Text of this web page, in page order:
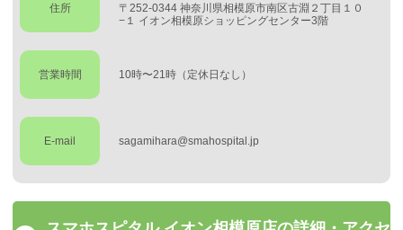
住所
〒252-0344 神奈川県相模原市南区古淵２丁目１０
−１ イオン相模原ショッピングセンター3階
営業時間 10時〜21時（定休日なし）
E-mail sagamihara@smahospital.jp